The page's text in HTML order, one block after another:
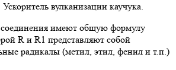
вулканизации каучука.
имеют общую формулу
R и R1 представляют собой
радикалы (метил, этил, фенил и т.п.)